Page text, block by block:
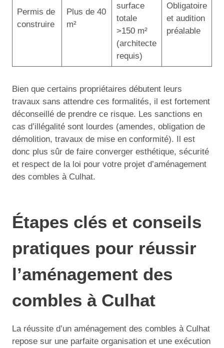
Permis de
construire
Plus de 40
m²
surface
totale
>150 m²
(architecte
requis)
Obligatoire
et audition
préalable
Bien que certains propriétaires débutent leurs
travaux sans attendre ces formalités, il est fortement
déconseillé de prendre ce risque. Les sanctions en
cas d’illégalité sont lourdes (amendes, obligation de
démolition, travaux de mise en conformité). Il est
donc plus sûr de faire converger esthétique, sécurité
et respect de la loi pour votre projet d’aménagement
des combles à Culhat.
Étapes clés et conseils
pratiques pour réussir
l’aménagement des
combles à Culhat
La réussite d’un aménagement des combles à Culhat
repose sur une parfaite organisation et une exécution